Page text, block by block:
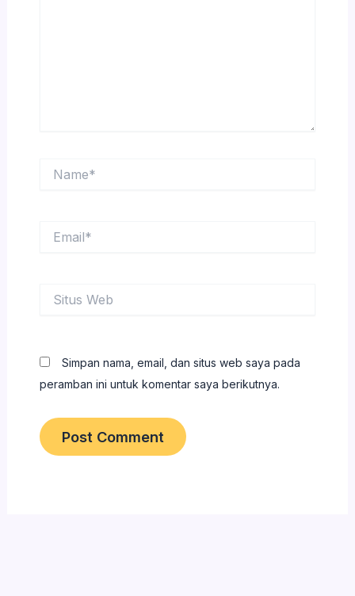
Web
Simpan nama, email, dan situs web saya pada
peramban ini untuk komentar saya berikutnya.